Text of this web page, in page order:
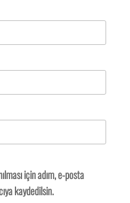
için adım, e-posta
kaydedilsin.